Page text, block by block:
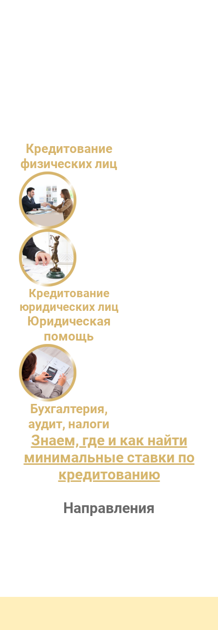
Кредитование
физических лиц
Кредитование
юридических лиц
Юридическая
помощь
Бухгалтерия,
аудит, налоги
Знаем, где и как найти
минимальные ставки по
кредитованию
Направления